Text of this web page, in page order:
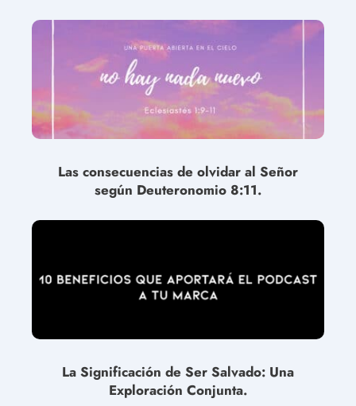
Las consecuencias de olvidar al Señor
según Deuteronomio 8:11.
La Significación de Ser Salvado: Una
Exploración Conjunta.